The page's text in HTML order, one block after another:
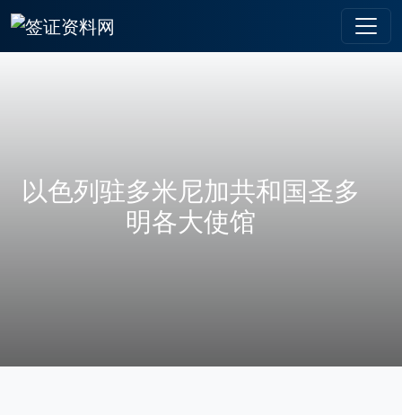
以色列驻多米尼加共和国圣多
明各大使馆